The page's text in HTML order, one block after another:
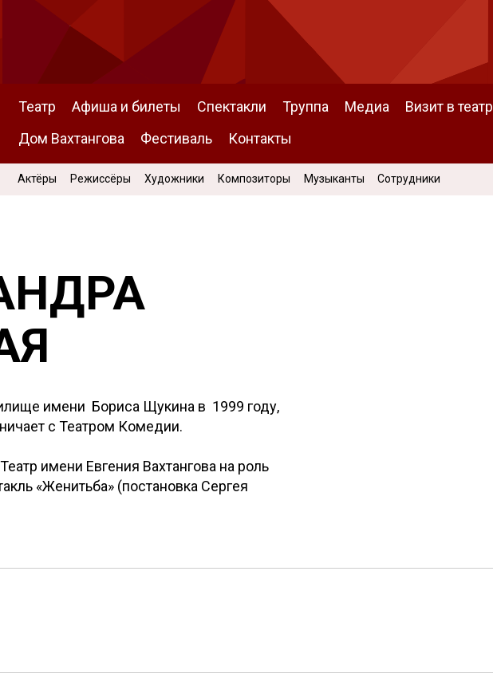
Театр Афиша и билеты Спектакли Труппа Медиа Визит в театр
Дом Вахтангова
Фестиваль Контакты
Актёры Режиссёры Художники Композиторы Музыканты Сотрудники
имени Бориса Щукина в 1999 году,
с Театром Комедии.
имени Евгения Вахтангова на роль
«Женитьба» (постановка Сергея